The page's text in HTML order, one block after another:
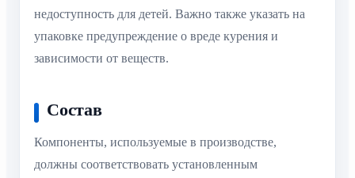
недоступность для детей. Важно также указать на
упаковке предупреждение о вреде курения и
зависимости от веществ.
Состав
Компоненты, используемые в производстве,
должны соответствовать установленным